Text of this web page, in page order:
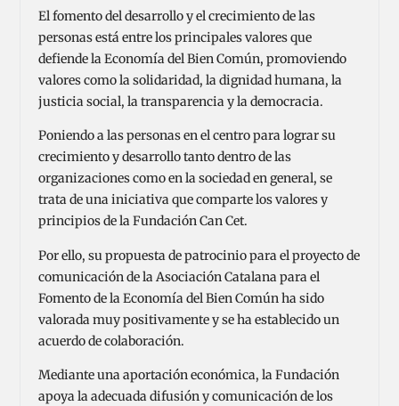
El fomento del desarrollo y el crecimiento de las
personas está entre los principales valores que
defiende la Economía del Bien Común, promoviendo
valores como la solidaridad, la dignidad humana, la
justicia social, la transparencia y la democracia.
Poniendo a las personas en el centro para lograr su
crecimiento y desarrollo tanto dentro de las
organizaciones como en la sociedad en general, se
trata de una iniciativa que comparte los valores y
principios de la Fundación Can Cet.
Por ello, su propuesta de patrocinio para el proyecto de
comunicación de la Asociación Catalana para el
Fomento de la Economía del Bien Común ha sido
valorada muy positivamente y se ha establecido un
acuerdo de colaboración.
Mediante una aportación económica, la Fundación
apoya la adecuada difusión y comunicación de los